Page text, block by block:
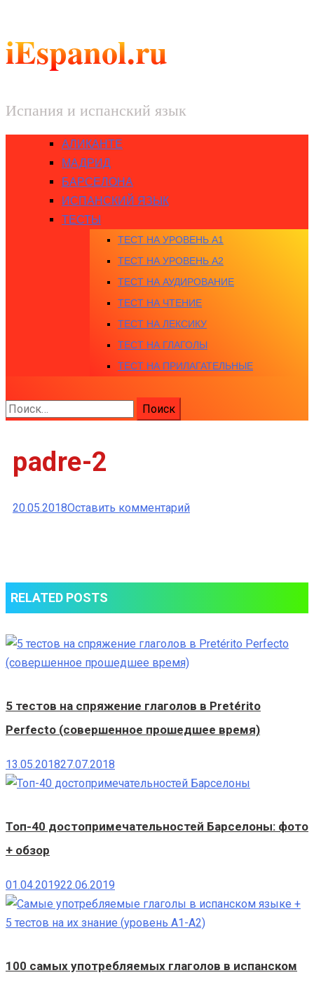
iEspanol.ru
Испания и испанский язык
АЛИКАНТЕ
МАДРИД
БАРСЕЛОНА
ИСПАНСКИЙ ЯЗЫК
ТЕСТЫ
ТЕСТ НА УРОВЕНЬ A1
ТЕСТ НА УРОВЕНЬ A2
ТЕСТ НА АУДИРОВАНИЕ
ТЕСТ НА ЧТЕНИЕ
ТЕСТ НА ЛЕКСИКУ
ТЕСТ НА ГЛАГОЛЫ
ТЕСТ НА ПРИЛАГАТЕЛЬНЫЕ
Найти:
padre-2
20.05.2018Оставить комментарийк
RELATED POSTS
5 тестов на спряжение глаголов в Pretérito
Perfecto (совершенное прошедшее время)
13.05.201827.07.2018
Топ-40 достопримечательностей Барселоны: фото
+ обзор
01.04.201922.06.2019
100 самых употребляемых глаголов в испанском